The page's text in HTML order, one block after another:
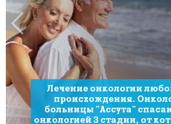
Лечение онкологии
происхождения.
больницы "Ассута"
онкологией 3 стадии, от